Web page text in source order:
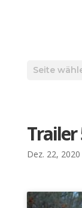
Seite
Dez. 22, 2020